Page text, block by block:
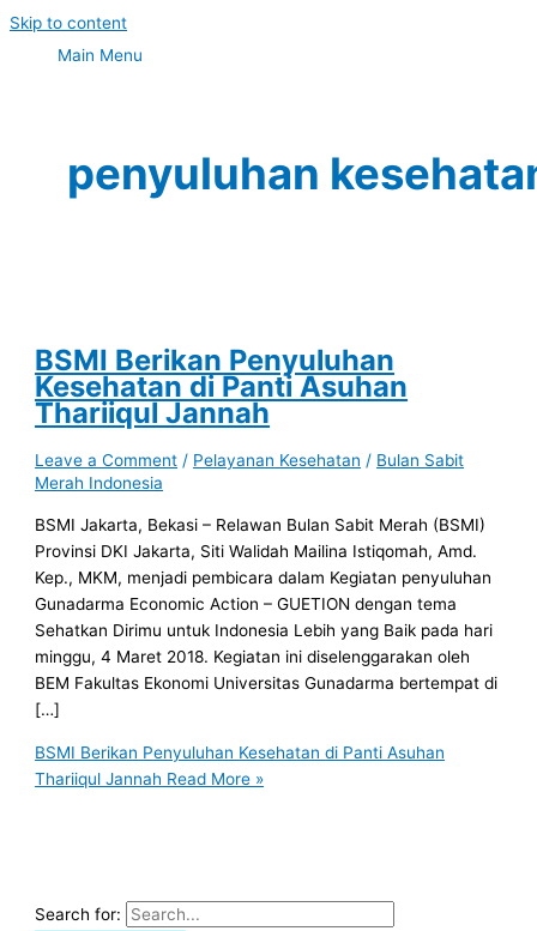
Skip to content
Main Menu
penyuluhan
BSMI Berikan Penyuluhan
Kesehatan di Panti Asuhan
Thariiqul Jannah
Leave a Comment / Pelayanan Kesehatan / Bulan Sabit
Merah Indonesia
BSMI Jakarta, Bekasi – Relawan Bulan Sabit Merah (BSMI)
Provinsi DKI Jakarta, Siti Walidah Mailina Istiqomah, Amd.
Kep., MKM, menjadi pembicara dalam Kegiatan penyuluhan
Gunadarma Economic Action – GUETION dengan tema
Sehatkan Dirimu untuk Indonesia Lebih yang Baik pada hari
minggu, 4 Maret 2018. Kegiatan ini diselenggarakan oleh
BEM Fakultas Ekonomi Universitas Gunadarma bertempat di
[…]
BSMI Berikan Penyuluhan Kesehatan di Panti Asuhan
Thariiqul Jannah Read More »
Search for: